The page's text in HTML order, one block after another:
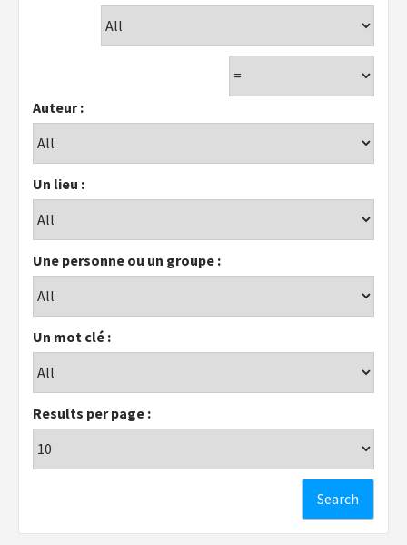
Auteur :
Un lieu :
Une personne ou un groupe :
Un mot clé :
Results per page :